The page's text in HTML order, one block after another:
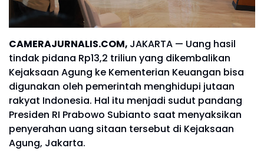
CAMERAJURNALIS.COM, JAKARTA — Uang hasil
tindak pidana Rp13,2 triliun yang dikembalikan
Kejaksaan Agung ke Kementerian Keuangan bisa
digunakan oleh pemerintah menghidupi jutaan
rakyat Indonesia. Hal itu menjadi sudut pandang
Presiden RI Prabowo Subianto saat menyaksikan
penyerahan uang sitaan tersebut di Kejaksaan
Agung, Jakarta.